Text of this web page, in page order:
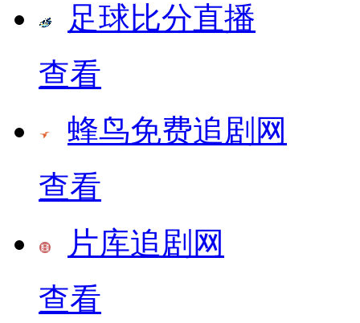
足球比分直播
查看
蜂鸟免费追剧网
查看
片库追剧网
查看